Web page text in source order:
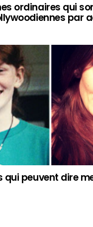
ordinaires qui
par
qui peuvent dire